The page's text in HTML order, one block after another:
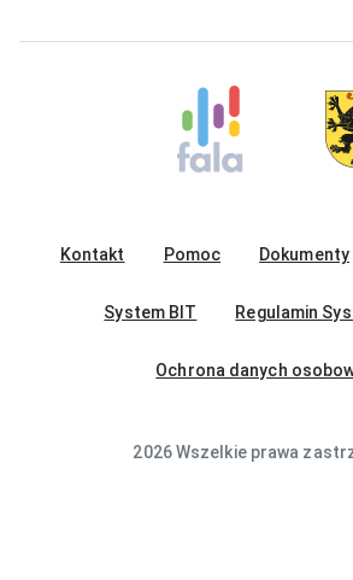
Kontakt Pomoc Dokumenty
System BIT Regulamin
Ochrona danych
2026 Wszelkie prawa